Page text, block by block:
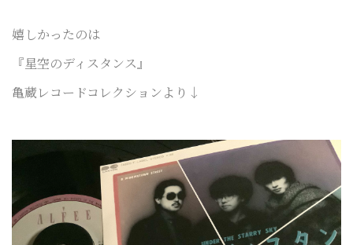
嬉しかったのは
『星空のディスタンス』
亀蔵レコードコレクションより↓